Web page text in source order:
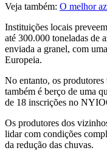
Veja também: O melhor
Instituições locais
até 300.000 toneladas de
enviada a granel, com
Europeia.
No entanto, os
também é berço de uma
de 18 inscri­ções no
Os produtores dos
lidar com condições
da redução das chuvas.